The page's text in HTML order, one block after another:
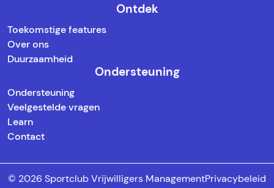
Ontdek
Toekomstige features
Over ons
Duurzaamheid
Ondersteuning
Ondersteuning
Veelgestelde vragen
Learn
Contact
© 2026 Sportclub Vrijwilligers ManagementPrivacybeleid